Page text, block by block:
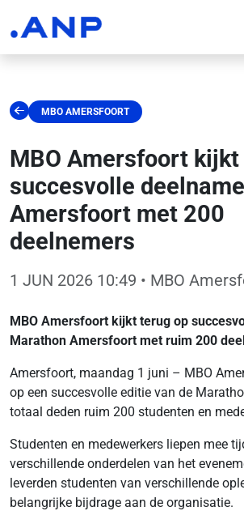
MBO AMERSFOORT
MBO Amersfoort
succesvolle
Amersfoort met 200
deelnemers
1 JUN 2026 10:49 • MBO
MBO Amersfoort kijkt terug op
Marathon Amersfoort met ruim 200
Amersfoort, maandag 1 juni – MBO
op een succesvolle editie van de
totaal deden ruim 200 studenten en
Studenten en medewerkers liepen mee
verschillende onderdelen van het
leverden studenten van verschillende
belangrijke bijdrage aan de organisatie.